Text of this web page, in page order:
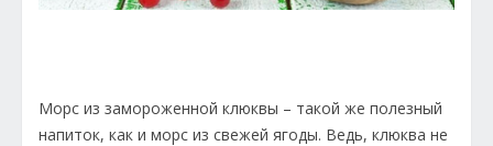
Морс из замороженной клюквы – такой же полезный
напиток, как и морс из свежей ягоды. Ведь, клюква не